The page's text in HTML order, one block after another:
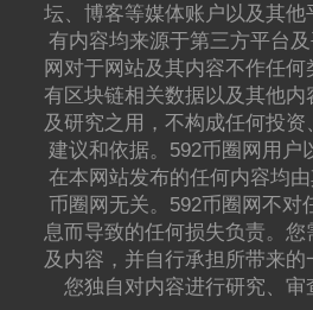
坛、博客等媒体账户以及其
有内容均来源于第三方平台
网对于网站及其内容不作任
有区块链相关数据以及其他内
及研究之用，不构成任何投
建议和依据。592币圈网用户
在本网站发布的任何内容均
币圈网无关。592币圈网不对
息而导致的任何损失负责。
及内容，并自行承担所带来
您独自对内容进行研究、审